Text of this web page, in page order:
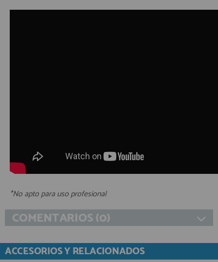
*No apto para uso profesional
COMENTARIOS (0)
ACCESORIOS Y RELACIONADOS